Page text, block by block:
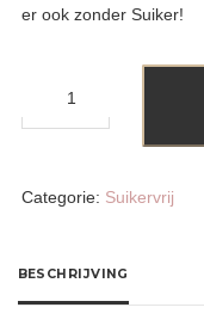
er ook zonder Suiker!
Categorie: Suikervrij
BESCHRIJVING